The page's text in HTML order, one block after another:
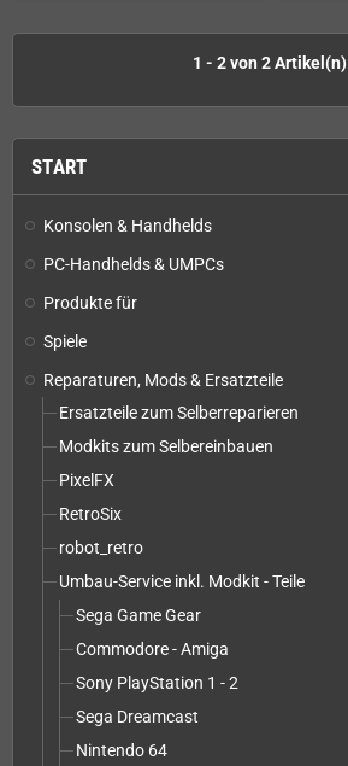
START
Konsolen & Handhelds
PC-Handhelds & UMPCs
Produkte für
Spiele
Reparaturen, Mods & Ersatzteile
Ersatzteile zum Selberreparieren
Modkits zum Selbereinbauen
PixelFX
RetroSix
robot_retro
Umbau-Service inkl. Modkit - Teile
Sega Game Gear
Commodore - Amiga
Sony PlayStation 1 - 2
Sega Dreamcast
Nintendo 64
1 - 2 von 2 Artikel(n)